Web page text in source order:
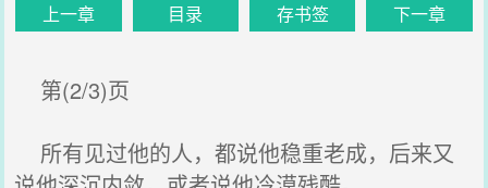
上一章 目录 存书签 下一章
第(2/3)页
所有见过他的人，都说他稳重老成，后来又